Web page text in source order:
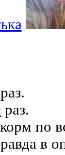
раз.
раз.
по
в